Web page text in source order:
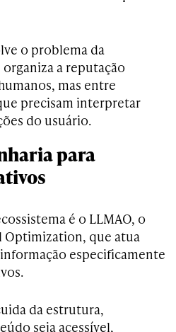
o problema da
a reputação
mas entre
precisam interpretar
do usuário.
para
é o LLMAO, o
Optimization, que atua
especificamente
da estrutura,
seja acessível,